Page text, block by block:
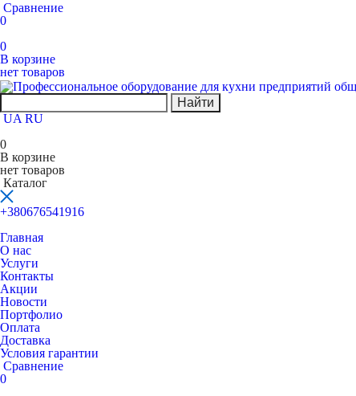
Сравнение
0
0
В корзине
нет товаров
Найти
UA RU
0
В корзине
нет товаров
Каталог
+380676541916
Главная
О нас
Услуги
Контакты
Акции
Новости
Портфолио
Оплата
Доставка
Условия гарантии
Сравнение
0